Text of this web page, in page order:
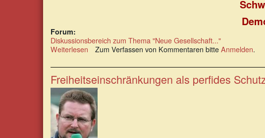
Forum:
Diskussionsbereich zum Thema "Neue Gesellschaft..."
Weiterlesen über
heutige
Hysterisierung
unserer
Gesellschaft
Zum Verfassen von Kommentaren bitteAnmelden.
Freiheitseinschränkungen als perfides